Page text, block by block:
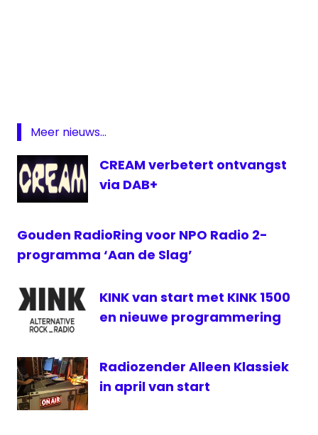
Meer nieuws...
CREAM verbetert ontvangst
via DAB+
Gouden RadioRing voor NPO Radio 2-
programma ‘Aan de Slag’
KINK van start met KINK 1500
en nieuwe programmering
Radiozender Alleen Klassiek
in april van start